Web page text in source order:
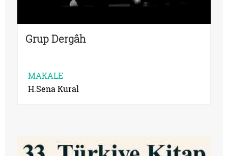
Grup Dergâh
MAKALE
H.Sena Kural